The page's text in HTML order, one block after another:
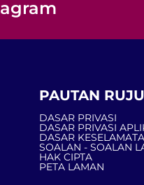
PAUTAN
DASAR PRIVASI
DASAR PRIVASI
DASAR
SOALAN - SOALAN
HAK CIPTA
PETA LAMAN